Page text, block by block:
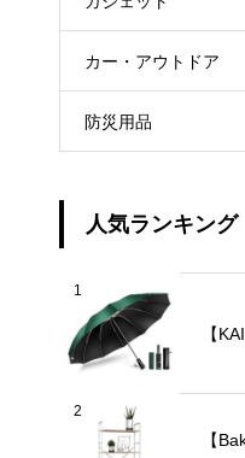
カー・アウトドア
防災用品
人気ランキング
1
【
2
【